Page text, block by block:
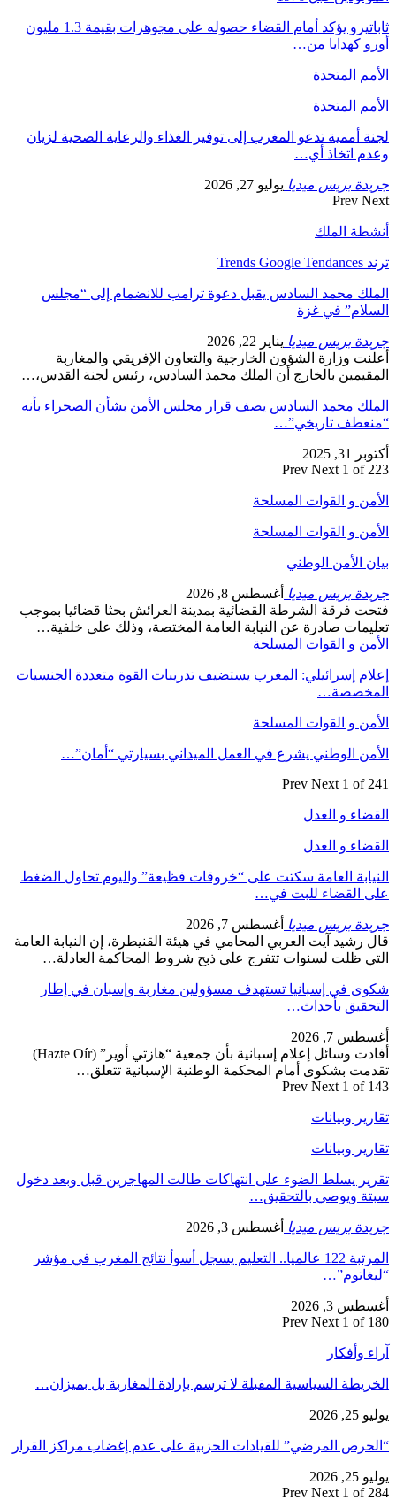
ثاباتيرو يؤكد أمام القضاء حصوله على مجوهرات بقيمة 1.3 مليون
أورو كهدايا من…
الأمم المتحدة
الأمم المتحدة
لجنة أممية تدعو المغرب إلى توفير الغذاء والرعاية الصحية لزيان
وعدم اتخاذ أي…
جريدة بريس ميديا يوليو 27, 2026
Prev Next
أنشطة الملك
ترند Trends Google Tendances
الملك محمد السادس يقبل دعوة ترامب للانضمام إلى “مجلس
السلام” في غزة
جريدة بريس ميديا يناير 22, 2026
أعلنت وزارة الشؤون الخارجية والتعاون الإفريقي والمغاربة
المقيمين بالخارج أن الملك محمد السادس، رئيس لجنة القدس،…
الملك محمد السادس يصف قرار مجلس الأمن بشأن الصحراء بأنه
“منعطف تاريخي”…
أكتوبر 31, 2025
Prev Next 1 of 223
الأمن و القوات المسلحة
الأمن و القوات المسلحة
بيان الأمن الوطني
جريدة بريس ميديا أغسطس 8, 2026
فتحت فرقة الشرطة القضائية بمدينة العرائش بحثا قضائيا بموجب
تعليمات صادرة عن النيابة العامة المختصة، وذلك على خلفية…
الأمن و القوات المسلحة
إعلام إسرائيلي: المغرب يستضيف تدريبات القوة متعددة الجنسيات
المخصصة…
الأمن و القوات المسلحة
الأمن الوطني يشرع في العمل الميداني بسيارتي “أمان”…
Prev Next 1 of 241
القضاء و العدل
القضاء و العدل
النيابة العامة سكتت على “خروقات فظيعة” واليوم تحاول الضغط
على القضاء للبت في…
جريدة بريس ميديا أغسطس 7, 2026
قال رشيد آيت العربي المحامي في هيئة القنيطرة، إن النيابة العامة
التي ظلت لسنوات تتفرج على ذبح شروط المحاكمة العادلة…
شكوى في إسبانيا تستهدف مسؤولين مغاربة وإسبان في إطار
التحقيق بأحداث…
أغسطس 7, 2026
أفادت وسائل إعلام إسبانية بأن جمعية “هازتي أوير” (Hazte Oír)
تقدمت بشكوى أمام المحكمة الوطنية الإسبانية تتعلق…
Prev Next 1 of 143
تقارير وبيانات
تقارير وبيانات
تقرير يسلط الضوء على انتهاكات طالت المهاجرين قبل وبعد دخول
سبتة ويوصي بالتحقيق…
جريدة بريس ميديا أغسطس 3, 2026
المرتبة 122 عالميا.. التعليم يسجل أسوأ نتائج المغرب في مؤشر
“ليغاتوم”…
أغسطس 3, 2026
Prev Next 1 of 180
آراء وأفكار
الخريطة السياسية المقبلة لا ترسم بإرادة المغاربة بل بميزان…
يوليو 25, 2026
“الحرص المرضي” للقيادات الحزبية على عدم إغضاب مراكز القرار
يوليو 25, 2026
Prev Next 1 of 284